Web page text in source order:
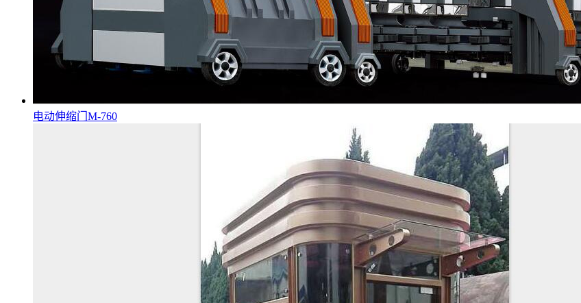
电动伸缩门M-760